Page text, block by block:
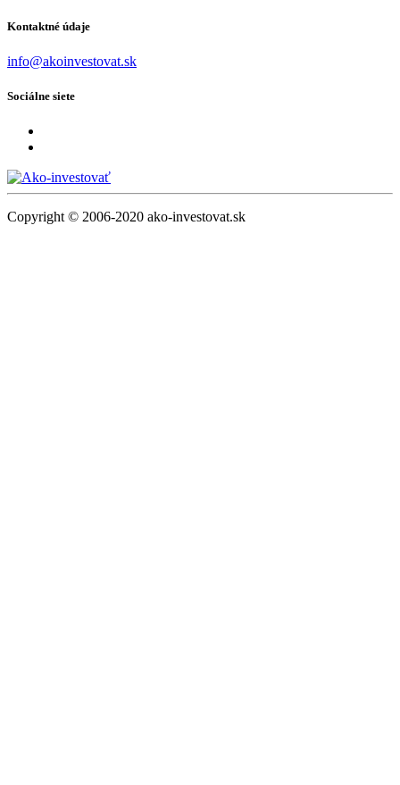
Kontaktné údaje
info@akoinvestovat.sk
Sociálne siete
Copyright © 2006-2020 ako-investovat.sk